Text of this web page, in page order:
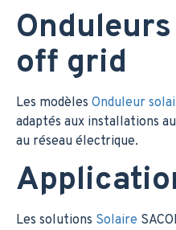
off grid
Les modèles Onduleur
adaptés aux installations
au réseau électrique.
Les solutions Solaire